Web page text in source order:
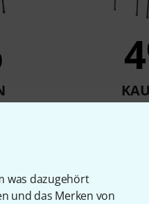
was dazugehört
und das Merken von
Roadworx